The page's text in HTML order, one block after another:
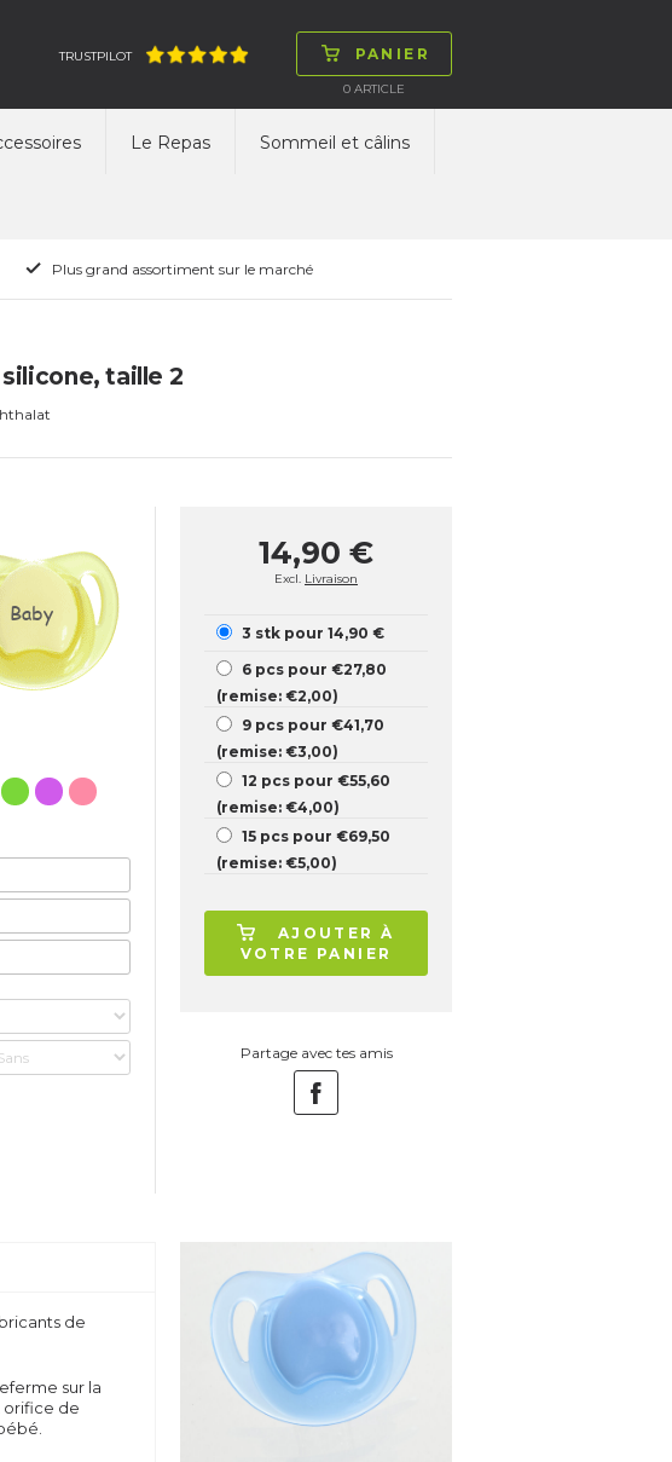
PANIER
0 ARTICLE
TRUSTPILOT
Le Repas Sommeil et câlins
Plus grand assortiment sur le marché
taille 2
Baby
14,90 €
Excl. Livraison
3 stk pour 14,90 €
6 pcs pour €27,80
(remise: €2,00)
9 pcs pour €41,70
(remise: €3,00)
12 pcs pour €55,60
(remise: €4,00)
15 pcs pour €69,50
(remise: €5,00)
AJOUTER À
VOTRE PANIER
Partage avec tes amis
de
sur la
orifice de